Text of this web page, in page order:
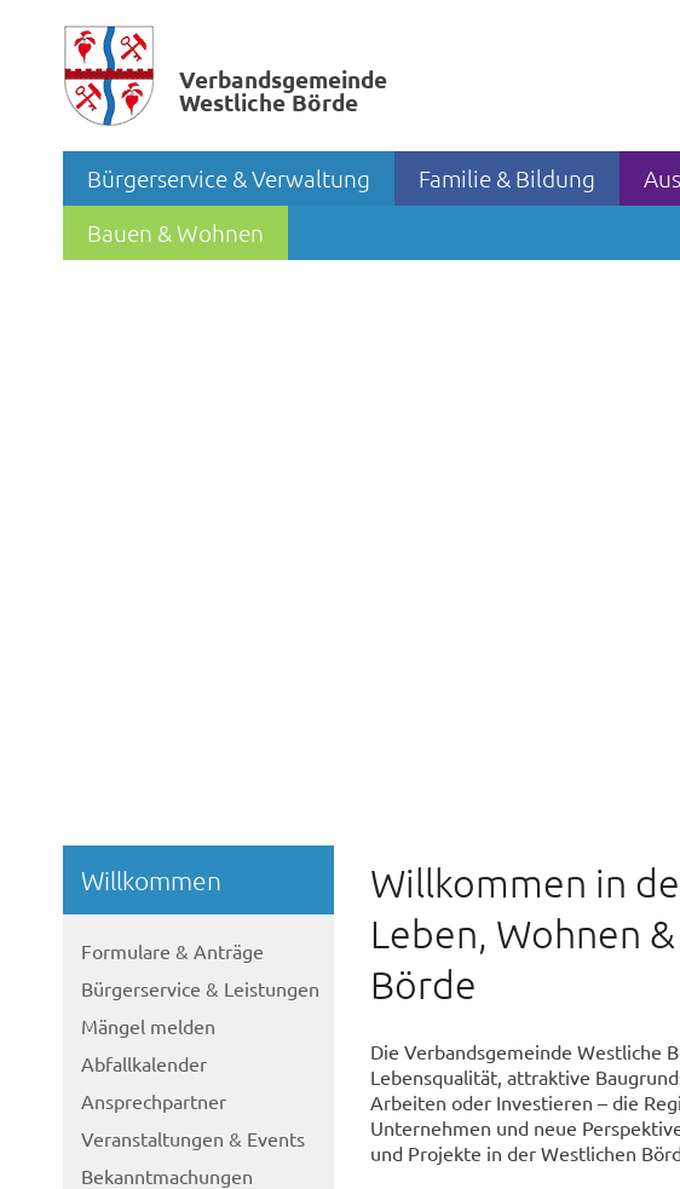
Verbands­gemeinde
Westliche Börde
Bürgerservice & Verwaltung Familie & Bildung
Bauen & Wohnen
Willkommen
Formulare & Anträge
Bürgerservice & Leistungen
Mängel melden
Abfallkalender
Ansprechpartner
Veranstaltungen & Events
Bekanntmachungen
Willkommen in
Leben, Wohnen
Börde
Die Verbandsgemeinde Westliche
Lebensqualität, attraktive
Arbeiten oder Investieren – die
Unternehmen und neue
und Projekte in der Westlichen